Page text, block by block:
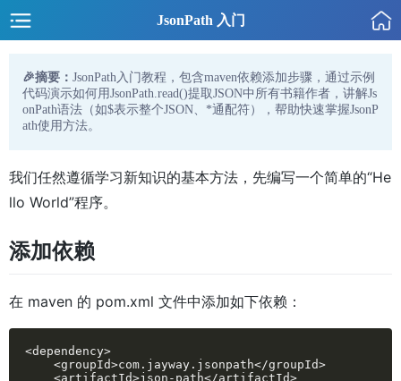
JsonPath 入门
🎉摘要： JsonPath入门教程，包含maven依赖添加步骤，通过示例
代码演示如何用JsonPath.read()提取JSON中所有书籍作者，讲解Js
onPath语法（如$表示整个JSON、*通配符），帮助快速掌握JsonP
ath使用方法。
我们任然遵循学习新知识的基本方法，先编写一个简单的“He
llo World”程序。
添加依赖
在 maven 的 pom.xml 文件中添加如下依赖：
<dependency>
<groupId>com.jayway.jsonpath</groupId>
<artifactId>json-path</artifactId>